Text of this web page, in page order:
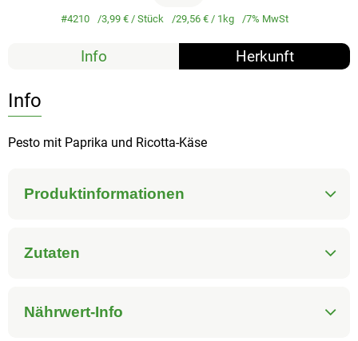
#4210 3,99 €/ Stück 29,56 €/ 1kg 7% MwSt
Info Herkunft
Info
Pesto mit Paprika und Ricotta-Käse
Produktinformationen
Zutaten
Nährwert-Info